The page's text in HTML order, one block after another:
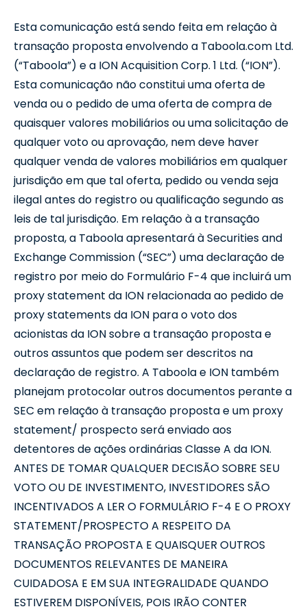
Esta comunicação está sendo feita em relação à
transação proposta envolvendo a Taboola.com Ltd.
(“Taboola”) e a ION Acquisition Corp. 1 Ltd. (“ION”).
Esta comunicação não constitui uma oferta de
venda ou o pedido de uma oferta de compra de
quaisquer valores mobiliários ou uma solicitação de
qualquer voto ou aprovação, nem deve haver
qualquer venda de valores mobiliários em qualquer
jurisdição em que tal oferta, pedido ou venda seja
ilegal antes do registro ou qualificação segundo as
leis de tal jurisdição. Em relação à a transação
proposta, a Taboola apresentará à Securities and
Exchange Commission (“SEC”) uma declaração de
registro por meio do Formulário F-4 que incluirá um
proxy statement da ION relacionada ao pedido de
proxy statements da ION para o voto dos
acionistas da ION sobre a transação proposta e
outros assuntos que podem ser descritos na
declaração de registro. A Taboola e ION também
planejam protocolar outros documentos perante a
SEC em relação à transação proposta e um proxy
statement/ prospecto será enviado aos
detentores de ações ordinárias Classe A da ION.
ANTES DE TOMAR QUALQUER DECISÃO SOBRE SEU
VOTO OU DE INVESTIMENTO, INVESTIDORES SÃO
INCENTIVADOS A LER O FORMULÁRIO F-4 E O PROXY
STATEMENT/PROSPECTO A RESPEITO DA
TRANSAÇÃO PROPOSTA E QUAISQUER OUTROS
DOCUMENTOS RELEVANTES DE MANEIRA
CUIDADOSA E EM SUA INTEGRALIDADE QUANDO
ESTIVEREM DISPONÍVEIS, POIS IRÃO CONTER